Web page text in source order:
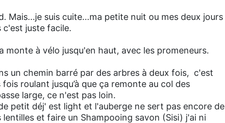
Mais...je suis cuite...ma petite nuit ou mes deux jours
c'est juste facile.
monte à vélo jusqu'en haut, avec les promeneurs.
un chemin barré par des arbres à deux fois, c'est
roulant jusqu’à que ça remonte au col des
large, ce n'est pas loin.
petit déj' est light et l'auberge ne sert pas encore de
et faire un Shampooing savon (Sisi) j'ai ni